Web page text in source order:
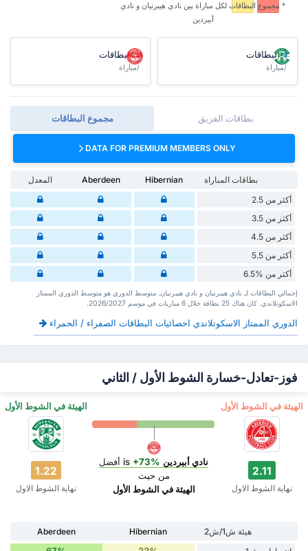
* مجموع البطاقات ‏لكل مباراة بين نادي هيبرنيان و نادي
أبيردين
البطاقات
/مباراة
البطاقات
/مباراة
مجموع البطاقات بطاقات الفريق
DATA FOR PREMIUM MEMBERS ONLY
بطاقات المباراة Hibernian
Aberdeen
المعدل
أكثر من 2.5
أكثر من 3.5
أكثر من 4.5
أكثر من 5.5
أكثر من %6.5
إجمالي البطاقات لـ نادي هيبرنيان و نادي هيبرنيان. متوسط الدوري هو متوسط الدوري الممتاز
الاسكوتلاندي. كان هناك 25 بطاقة ‏خلال 6 مباريات في موسم 2026/2027.
الدوري الممتاز الاسكوتلاندي احصائيات البطاقات الصفراء / الحمراء
فوز-تعادل-خسارة الشوط الأول / الثاني
‏الهيئة في الشوط الأول ‏الهيئة في الشوط الأول
1.22
نهاية الشوط الاول
نادي أبيردين +73%
أفضل
من حيث
‏الهيئة في الشوط الأول
2.11
نهاية الشوط الاول
هيئة ش1/ش2 Hibernian
Aberdeen